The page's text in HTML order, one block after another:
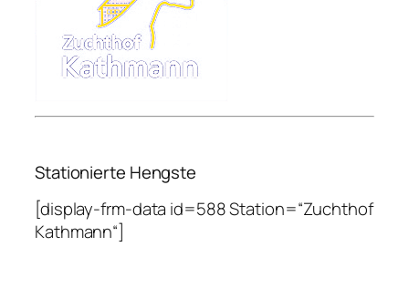
Stationierte Hengste
[display-frm-data id=588 Station=“Zuchthof
Kathmann“]